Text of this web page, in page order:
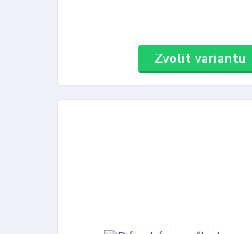
Zvolit variantu